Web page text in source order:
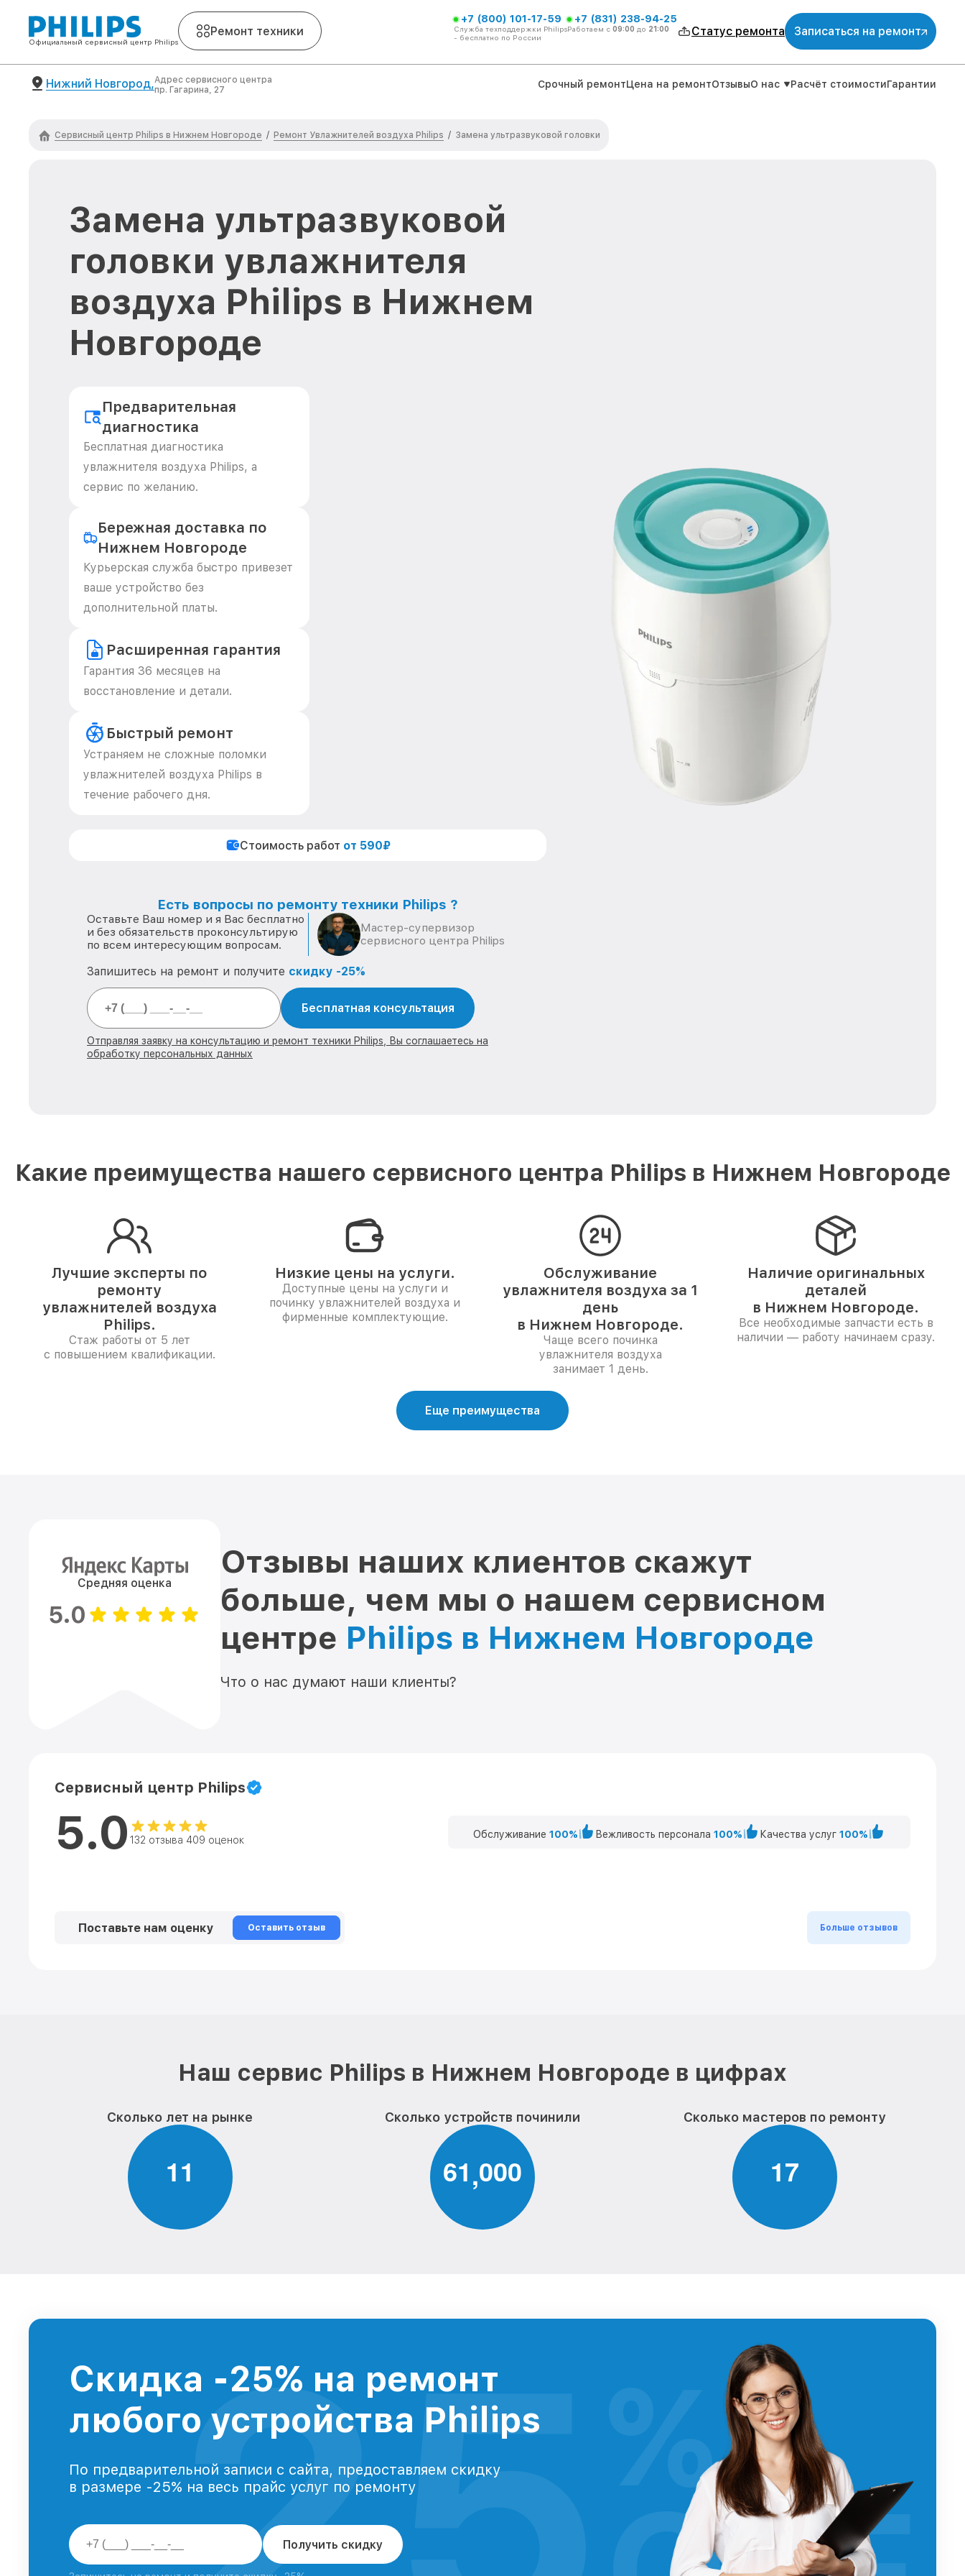
Официальный сервисный центр Philips
Ремонт техники
+7 (800) 101-17-59
Служба техподдержки Philips
- бесплатно по России
+7 (831) 238-94-25
Работаем с 09:00 до 21:00 Статус ремонта Записаться на ремонт
Нижний Новгород,Адрес сервисного центра
пр. Гагарина, 27
Срочный ремонтЦена на ремонтОтзывыО нас Расчёт стоимостиГарантии
Сервисный центр Philips в Нижнем Новгороде / Ремонт Увлажнителей воздуха Philips / Замена ультразвуковой головки
Замена ультразвуковой
головки увлажнителя
воздуха Philips в Нижнем
Новгороде
Предварительная
диагностика
Бесплатная диагностика
увлажнителя воздуха Philips, а
сервис по желанию.
Бережная доставка по
Нижнем Новгороде
Курьерская служба быстро привезет
ваше устройство без
дополнительной платы.
Расширенная гарантия
Гарантия 36 месяцев на
восстановление и детали.
Быстрый ремонт
Устраняем не сложные поломки
увлажнителей воздуха Philips в
течение рабочего дня.
Стоимость работ от 590₽
Есть вопросы по ремонту техники Philips ?
Оставьте Ваш номер и я Вас бесплатно
и без обязательств проконсультирую
по всем интересующим вопросам.
Мастер-супервизор
сервисного центра Philips
Запишитесь на ремонт и получите скидку -25%
Бесплатная консультация
Отправляя заявку на консультацию и ремонт техники Philips, Вы соглашаетесь на
обработку персональных данных
Какие преимущества нашего сервисного центра Philips в Нижнем Новгороде
Лучшие эксперты по
ремонту
увлажнителей воздуха
Philips.
Стаж работы от 5 лет
с повышением квалификации.
Низкие цены на услуги.
Доступные цены на услуги и
починку увлажнителей воздуха и
фирменные комплектующие.
Обслуживание
увлажнителя воздуха за 1
день
в Нижнем Новгороде.
Чаще всего починка
увлажнителя воздуха
занимает 1 день.
Наличие оригинальных
деталей
в Нижнем Новгороде.
Все необходимые запчасти есть в
наличии — работу начинаем сразу.
Еще преимущества
Средняя оценка
5.0
Отзывы наших клиентов скажут
больше, чем мы о нашем сервисном
центре Philips в Нижнем Новгороде
Что о нас думают наши клиенты?
Сервисный центр Philips
5.0 132 отзыва 409 оценок Обслуживание 100% Вежливость персонала 100% Качества услуг 100%
Поставьте нам оценку Оставить отзыв Больше отзывов
Наш сервис Philips в Нижнем Новгороде в цифрах
Сколько лет на рынке
11
Сколько устройств починили
61,000
Сколько мастеров по ремонту
17
Скидка -25% на ремонт
любого устройства Philips
По предварительной записи с сайта, предоставляем скидку
в размере -25% на весь прайс услуг по ремонту
Получить скидку
%